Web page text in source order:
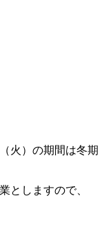
火）の期間は冬期
としますので、